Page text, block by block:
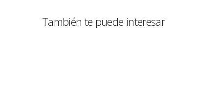
También te puede interesar